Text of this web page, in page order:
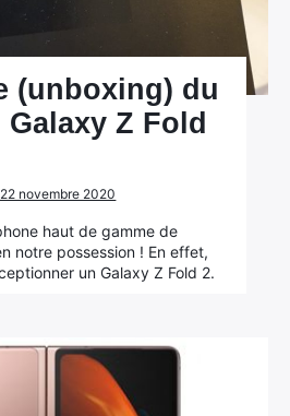
(unboxing) du
Z Fold
novembre 2020
haut de gamme de
notre possession ! En effet,
un Galaxy Z Fold 2.